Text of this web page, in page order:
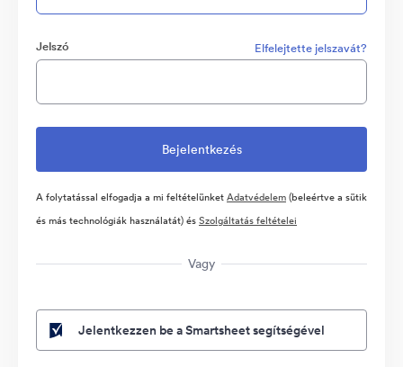
Jelszó Elfelejtette jelszavát?
A folytatással elfogadja a mi feltételünketAdatvédelem(beleértve a sütik
és más technológiák használatát) ésSzolgáltatás feltételei
Vagy
Jelentkezzen be a Smartsheet segítségével